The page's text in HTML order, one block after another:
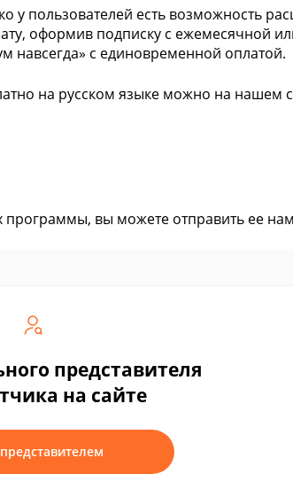
у пользователей есть возможность
оформив подписку с ежемесячной
навсегда» с единовременной оплатой.
на русском языке можно на нашем
программы, вы можете отправить ее нам
представителя
на сайте